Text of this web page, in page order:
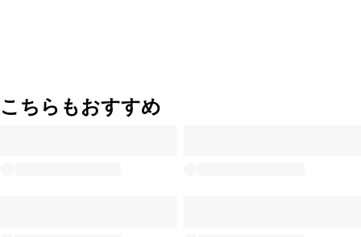
こちらもおすすめ